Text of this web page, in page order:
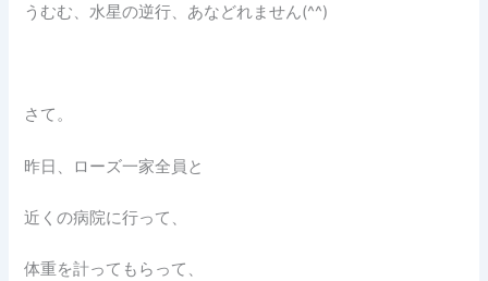
うむむ、水星の逆行、あなどれません(^^)
さて。
昨日、ローズ一家全員と
近くの病院に行って、
体重を計ってもらって、